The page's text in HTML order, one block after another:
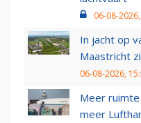
06-08-
In jacht op
Maastricht
06-08-2026,
Meer
meer